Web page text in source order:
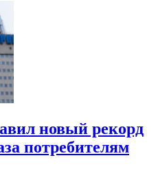
новый рекорд
потребителям